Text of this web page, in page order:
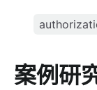
案例研